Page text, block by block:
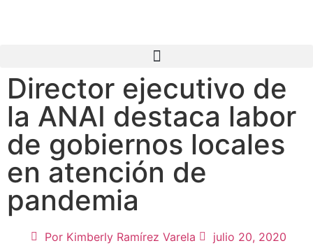
Director ejecutivo de
la ANAI destaca labor
de gobiernos locales
en atención de
pandemia
PorKimberly Ramírez Varela
julio 20, 2020